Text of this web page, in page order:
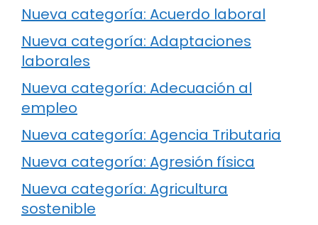
Nueva categoría: Acuerdo laboral
Nueva categoría: Adaptaciones
laborales
Nueva categoría: Adecuación al
empleo
Nueva categoría: Agencia Tributaria
Nueva categoría: Agresión física
Nueva categoría: Agricultura
sostenible